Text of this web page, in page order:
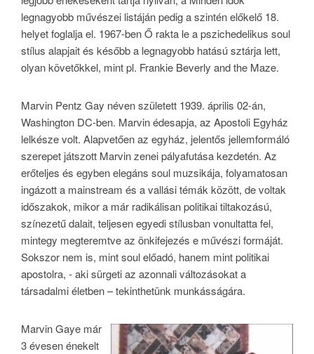
legnagyobb művészei listáján pedig a szintén előkelő 18.
helyet foglalja el. 1967-ben Ő rakta le a pszichedelikus soul
stílus alapjait és később a legnagyobb hatású sztárja lett,
olyan követőkkel, mint pl. Frankie Beverly and the Maze.
Marvin Pentz Gay néven született 1939. április 02-án,
Washington DC-ben. Marvin édesapja, az Apostoli Egyház
lelkésze volt. Alapvetően az egyház, jelentős jellemformáló
szerepet játszott Marvin zenei pályafutása kezdetén. Az
erőteljes és egyben elegáns soul muzsikája, folyamatosan
ingázott a mainstream és a vallási témák között, de voltak
időszakok, mikor a már radikálisan politikai tiltakozású,
színezetű dalait, teljesen egyedi stílusban vonultatta fel,
mintegy megteremtve az önkifejezés e művészi formáját.
Sokszor nem is, mint soul előadó, hanem mint politikai
apostolra, - aki sürgeti az azonnali változásokat a
társadalmi életben – tekinthetünk munkásságára.
Marvin Gaye már
3 évesen énekelt